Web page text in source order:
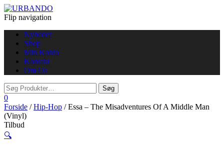
Flip navigation
Nyheder
Shop
Min Konto
Kontakt
Om Os
0
Forside /Hip-Hop / Essa – The Misadventures Of A Middle Man
(Vinyl)
Tilbud
🔍